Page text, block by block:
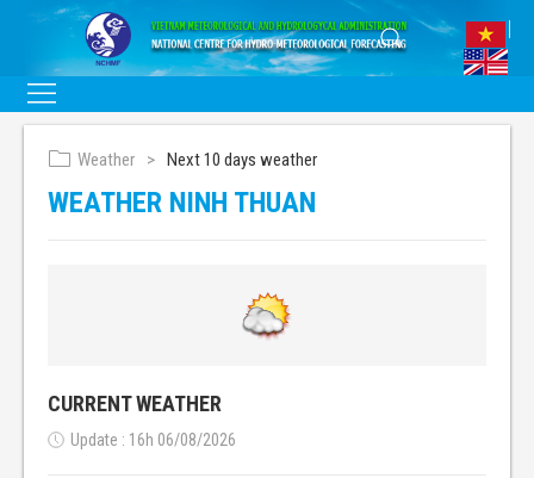
Weather Next 10 days weather
WEATHER NINH THUAN
CURRENT WEATHER
Update : 16h 06/08/2026